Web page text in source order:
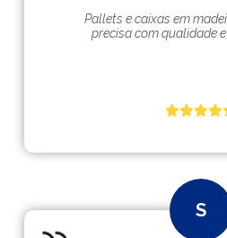
Pallets e caixas em
precisa com qualidade